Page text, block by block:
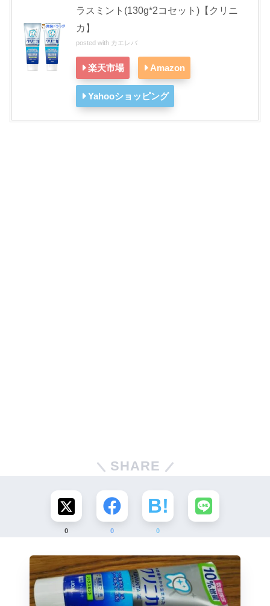
ラスミント(130g*2コセット)【クリニ
カ】
posted with カエレバ
楽天市場 Amazon
Yahooショッピング
SHARE
0 0 0